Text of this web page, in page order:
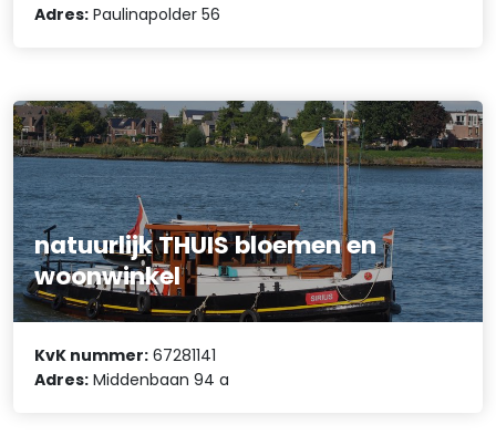
Adres: Paulinapolder 56
natuurlijk THUIS bloemen en
woonwinkel
KvK nummer: 67281141
Adres: Middenbaan 94 a